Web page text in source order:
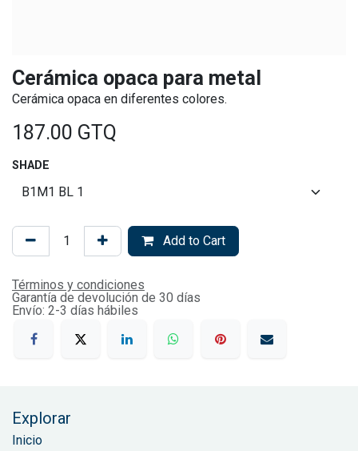
Cerámica opaca para metal
Cerámica opaca en diferentes colores.
187.00 GTQ
SHADE
Add to Cart
Términos y condiciones
Garantía de devolución de 30 días
Envío: 2-3 días hábiles
Explorar
Inicio